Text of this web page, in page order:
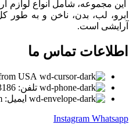
این مجموعه، شامل انواع
ابرو، لب، بدن، ناخن و به طور
آرایشی است.
اطلاعات تماس ما
USA
تلفن: 09105033186
ایمیل: info@lenorcosmetics.com
Instagram Whatsapp